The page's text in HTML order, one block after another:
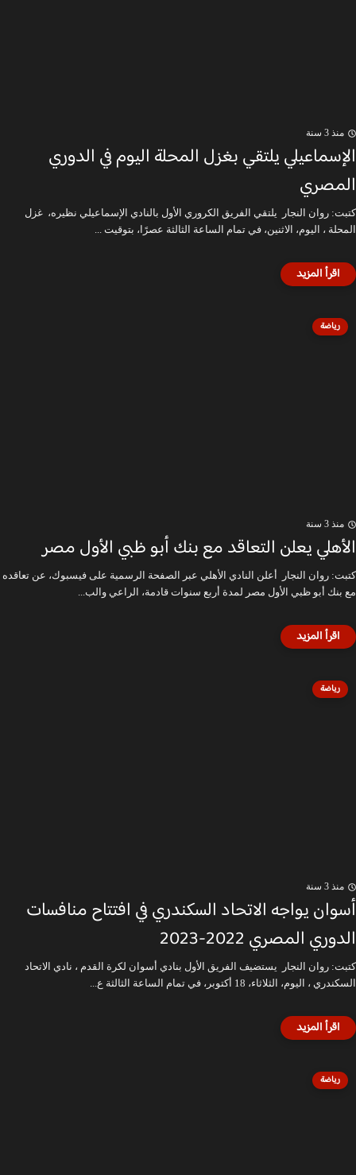
منذ 3 سنة
الإسماعيلي يلتقي بغزل المحلة اليوم في الدوري
المصري
كتبت: روان النجار يلتقي الفريق الكروري الأول بالنادي الإسماعيلي نظيره، غزل
المحلة ، اليوم، الاثنين، في تمام الساعة الثالثة عصرًا، بتوقيت ...
رياضة
منذ 3 سنة
الأهلي يعلن التعاقد مع بنك أبو ظبي الأول مصر
كتبت: روان النجار أعلن النادي الأهلي عبر الصفحة الرسمية على فيسبوك، عن تعاقده
مع بنك أبو ظبي الأول مصر لمدة أربع سنوات قادمة، الراعي والب...
رياضة
منذ 3 سنة
أسوان يواجه الاتحاد السكندري في افتتاح منافسات
الدوري المصري 2022-2023
كتبت: روان النجار يستضيف الفريق الأول بنادي أسوان لكرة القدم ، نادي الاتحاد
السكندري ، اليوم، الثلاثاء، 18 أكتوبر، في تمام الساعة الثالثة ع...
رياضة